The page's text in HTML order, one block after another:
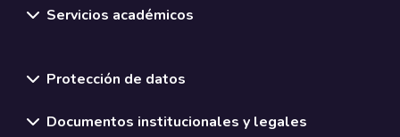
Servicios académicos
Protección de datos
Documentos institucionales y legales